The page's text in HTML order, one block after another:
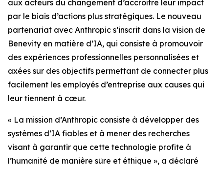
aux acteurs du changement d’accroître leur impact
par le biais d’actions plus stratégiques. Le nouveau
partenariat avec Anthropic s’inscrit dans la vision de
Benevity en matière d’IA, qui consiste à promouvoir
des expériences professionnelles personnalisées et
axées sur des objectifs permettant de connecter plus
facilement les employés d’entreprise aux causes qui
leur tiennent à cœur.
« La mission d’Anthropic consiste à développer des
systèmes d’IA fiables et à mener des recherches
visant à garantir que cette technologie profite à
l’humanité de manière sûre et éthique », a déclaré